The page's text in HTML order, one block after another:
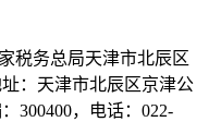
务总局天津市北辰区
：天津市北辰区京津公
300400，电话：022-